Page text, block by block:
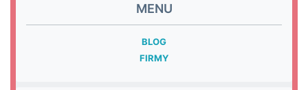
MENU
BLOG
FIRMY